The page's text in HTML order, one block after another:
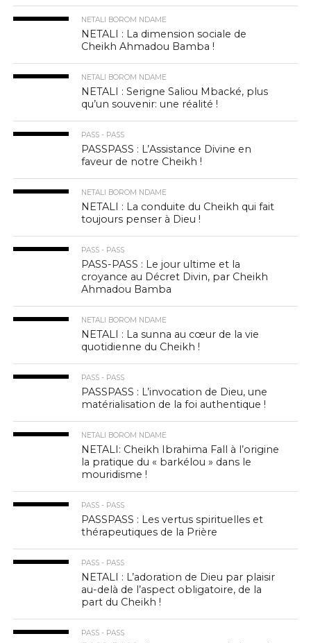
NETALI BOROM NDAME
NETALI : La dimension sociale de
Cheikh Ahmadou Bamba !
NETALI BOROM NDAME
NETALI : Serigne Saliou Mbacké, plus
qu’un souvenir: une réalité !
PASS - PASS
PASSPASS : L’Assistance Divine en
faveur de notre Cheikh !
NETALI BOROM NDAME
NETALI : La conduite du Cheikh qui fait
toujours penser à Dieu !
PASS - PASS
PASS-PASS : Le jour ultime et la
croyance au Décret Divin, par Cheikh
Ahmadou Bamba
NETALI BOROM NDAME
NETALI : La sunna au cœur de la vie
quotidienne du Cheikh !
PASS - PASS
PASSPASS : L’invocation de Dieu, une
matérialisation de la foi authentique !
NETALI BOROM NDAME
NETALI: Cheikh Ibrahima Fall à l’origine
la pratique du « barkélou » dans le
mouridisme !
PASS - PASS
PASSPASS : Les vertus spirituelles et
thérapeutiques de la Prière
PASS - PASS
NETALI : L’adoration de Dieu par plaisir
au-delà de l’aspect obligatoire, de la
part du Cheikh !
PASS - PASS